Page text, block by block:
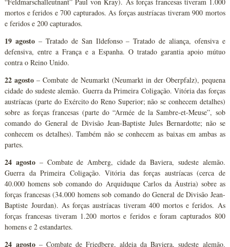
mortos e feridos e 700 capturados. As forças austríacas tiveram 900 mortos
e feridos e 200 capturados.
19 agosto – Tratado de San Ildefonso – Tratado de aliança, ofensiva e
defensiva, entre a França e a Espanha. O tratado garantia apoio mútuo
contra o Reino Unido.
22 agosto – Combate de Neumarkt (Neumarkt in der Oberpfalz), pequena
cidade do sudeste alemão. Guerra da Primeira Coligação. Vitória das forças
austríacas (parte do Exército do Reno Superior; não se conhecem detalhes)
sobre as forças francesas (parte do “Armée de la Sambre-et-Meuse”, sob
comando do General de Divisão Jean-Baptiste Jules Bernardotte; não se
conhecem os detalhes). Também não se conhecem as baixas em ambas as
partes.
24 agosto – Combate de Amberg, cidade da Baviera, sudeste alemão.
Guerra da Primeira Coligação. Vitória das forças austríacas (cerca de
40.000 homens sob comando do Arquiduque Carlos da Áustria) sobre as
forças francesas (34.000 homens sob comando do General de Divisão Jean-
Baptiste Jourdan). As forças austríacas tiveram 400 mortos e feridos. As
forças francesas tiveram 1.200 mortos e feridos e foram capturados 800
homens e 2 estandartes.
24 agosto– Combate de Friedberg, aldeia da Baviera, sudeste alemão.